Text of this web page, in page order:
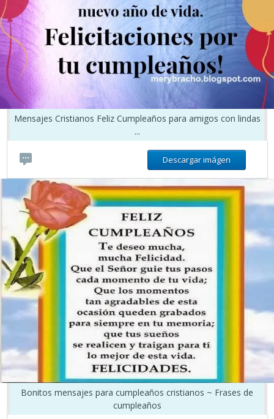
Mensajes Cristianos Feliz Cumpleaños para amigos con lindas
...
Descargar imágen
Bonitos mensajes para cumpleaños cristianos ~ Frases de
cumpleaños